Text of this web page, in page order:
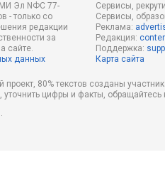
Эл NФС 77-
- только со
редакции
за
сайте.
данных
Сервисы,
Сервисы,
Реклама:
Редакция:
Поддержка:
Карта сайта
проект, 80% текстов созданы
уточнить цифры и факты,